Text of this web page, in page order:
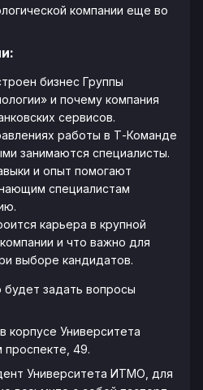
компании еще во
бизнес Группы
и почему компания
сервисов.
работы в Т-Команде
занимаются специалисты.
и опыт помогают
специалистам
карьера в крупной
и что важно для
выборе кандидатов.
задать вопросы
корпусе Университета
49.
Университета ИТМО, для